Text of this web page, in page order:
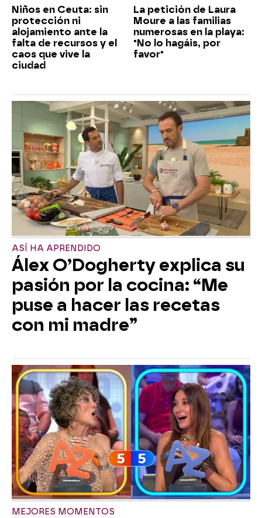
Niños en Ceuta: sin
protección ni
alojamiento ante la
falta de recursos y el
caos que vive la
ciudad
La petición de Laura
Moure a las familias
numerosas en la playa:
"No lo hagáis, por
favor"
ASÍ HA APRENDIDO
Álex O’Dogherty explica su
pasión por la cocina: “Me
puse a hacer las recetas
con mi madre”
MEJORES MOMENTOS